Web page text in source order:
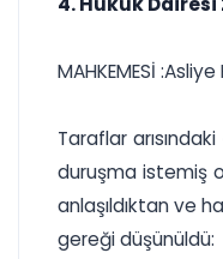
MAHKEMESİ
Taraflar
duruşma istemiş
anlaşıldıktan ve
gereği düşünüldü: